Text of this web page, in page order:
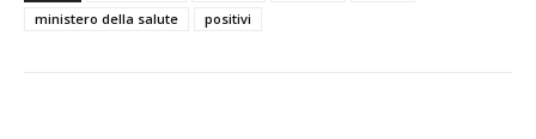
ministero della salute
positivi